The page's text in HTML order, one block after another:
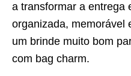
a transformar a entrega
organizada, memorável
um brinde muito bom
com bag charm.